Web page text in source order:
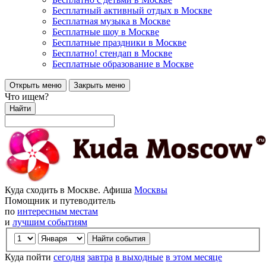
Бесплатный активный отдых в Москве
Бесплатная музыка в Москве
Бесплатные шоу в Москве
Бесплатные праздники в Москве
Бесплатно! стендап в Москве
Бесплатные образование в Москве
Открыть меню Закрыть меню
Что ищем?
Найти
Куда сходить в Москве. Афиша Москвы
Помощник и путеводитель
по интересным местам
и лучшим событиям
Куда пойти сегодня завтра в выходные в этом месяце